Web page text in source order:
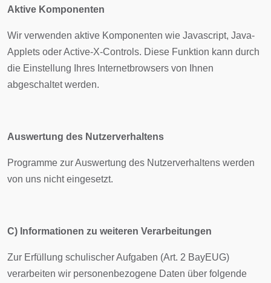
Aktive Komponenten
Wir verwenden aktive Komponenten wie Javascript, Java-
Applets oder Active-X-Controls. Diese Funktion kann durch
die Einstellung Ihres Internetbrowsers von Ihnen
abgeschaltet werden.
Auswertung des Nutzerverhaltens
Programme zur Auswertung des Nutzerverhaltens werden
von uns nicht eingesetzt.
C) Informationen zu weiteren Verarbeitungen
Zur Erfüllung schulischer Aufgaben (Art. 2 BayEUG)
verarbeiten wir personenbezogene Daten über folgende